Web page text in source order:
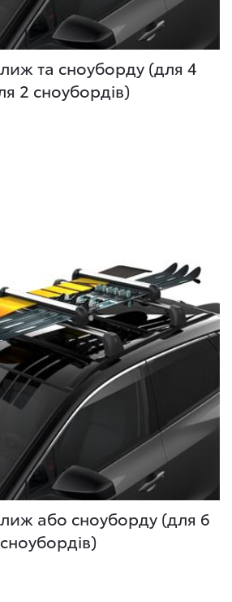
та сноуборду (для 4
2 сноубордів)
або сноуборду (для 6